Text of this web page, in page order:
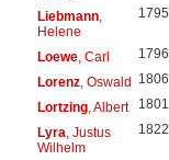
Liebmann,
Helene
1795
Loewe, Carl 1796
Lorenz, Oswald 1806
Lortzing, Albert 1801
Lyra , Justus
Wilhelm
1822